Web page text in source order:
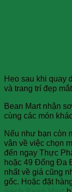
Heo sau khi quay
và trang trí đẹp
Bean Mart nhận
cùng các món
Nếu như bạn còn
vân về việc chọn
đến ngay Thực
hoặc 49 Đống Đa
nhất về giá cũng
gốc. Hoặc đặt